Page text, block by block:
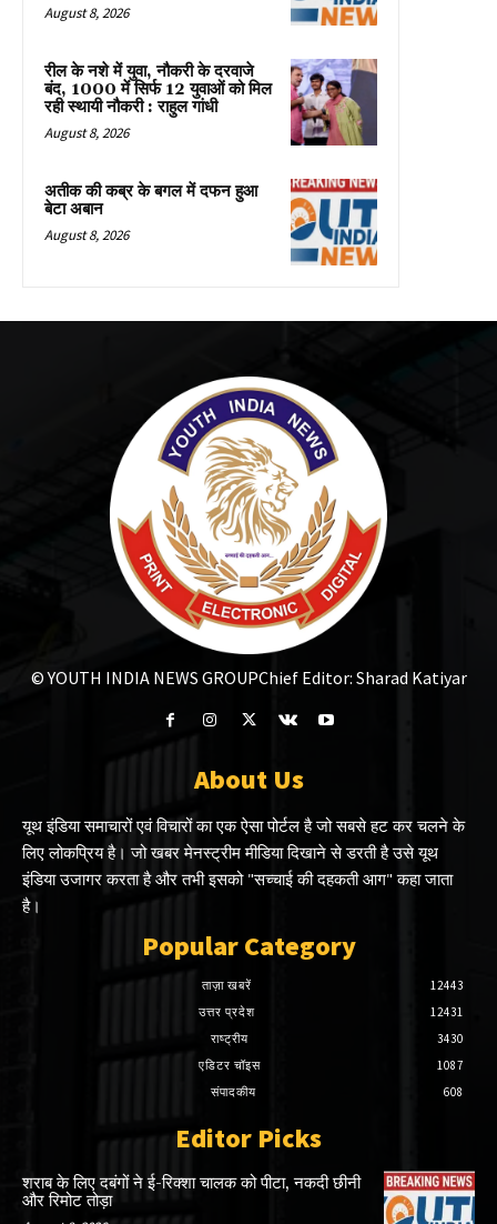
August 8, 2026
रील के नशे में युवा, नौकरी के दरवाजे
बंद, 1000 में सिर्फ 12 युवाओं को मिल
रही स्थायी नौकरी : राहुल गांधी
August 8, 2026
अतीक की कब्र के बगल में दफन हुआ
बेटा अबान
August 8, 2026
© YOUTH INDIA NEWS GROUPChief Editor: Sharad Katiyar
About Us
यूथ इंडिया समाचारों एवं विचारों का एक ऐसा पोर्टल है जो सबसे हट कर चलने के
लिए लोकप्रिय है। जो खबर मेनस्ट्रीम मीडिया दिखाने से डरती है उसे यूथ
इंडिया उजागर करता है और तभी इसको "सच्चाई की दहकती आग" कहा जाता
है।
Popular Category
ताज़ा खबरें
12443
उत्तर प्रदेश
12431
राष्ट्रीय
3430
एडिटर चॉइस
1087
संपादकीय
608
Editor Picks
शराब के लिए दबंगों ने ई-रिक्शा चालक को पीटा, नकदी छीनी
और रिमोट तोड़ा